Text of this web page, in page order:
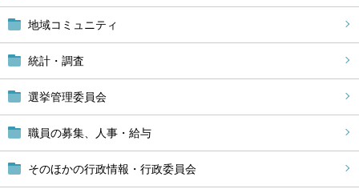
地域コミュニティ
統計・調査
選挙管理委員会
職員の募集、人事・給与
そのほかの行政情報・行政委員会